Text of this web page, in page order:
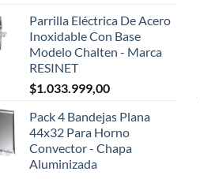
Parrilla Eléctrica De Acero
Inoxidable Con Base
Modelo Chalten - Marca
RESINET
$1.033.999,00
Pack 4 Bandejas Plana
44x32 Para Horno
Convector - Chapa
Aluminizada